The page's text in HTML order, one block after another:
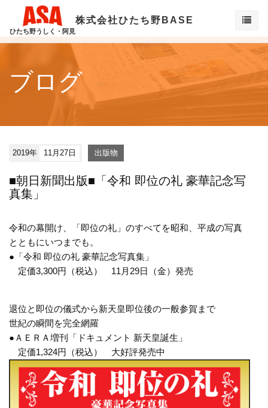
ひたち野うしく・阿見
株式会社ひたち野BASE
ブログ
2019年 11月27日 出版物
■朝日新聞出版■「令和 即位の礼 豪華記念写
真集」
令和の幕開け、「即位の礼」のすべてを昭和、平成の写真
とともにいつまでも。
●「令和 即位の礼 豪華記念写真集」
定価3,300円（税込） 11月29日（金）発売
退位と即位の儀式から新天皇即位後の一般参賀まで
世紀の瞬間を完全網羅
●ＡＥＲＡ増刊「ドキュメント 新天皇誕生」
定価1,324円（税込） 大好評発売中